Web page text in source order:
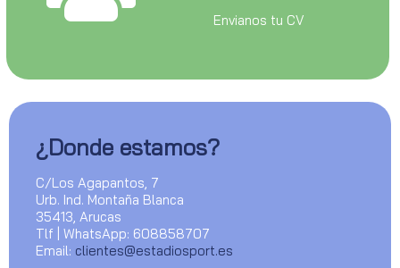
Envianos tu CV
¿Donde estamos?
C/Los Agapantos, 7
Urb. Ind. Montaña Blanca
35413, Arucas
Tlf | WhatsApp: 608858707
Email: clientes@estadiosport.es